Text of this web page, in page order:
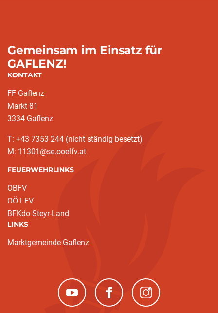
Gemeinsam im Einsatz für
GAFLENZ!
KONTAKT
FF Gaflenz
Markt 81
3334 Gaflenz
T: +43 7353 244 (nicht ständig besetzt)
M: 11301@se.ooelfv.at
FEUERWEHRLINKS
ÖBFV
OÖ LFV
BFKdo Steyr-Land
LINKS
Marktgemeinde Gaflenz
(neues Fenster)(neues Fenster)(neues Fenster)